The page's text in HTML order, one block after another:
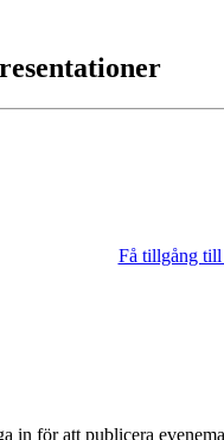
Få tillgång
in för att publicera